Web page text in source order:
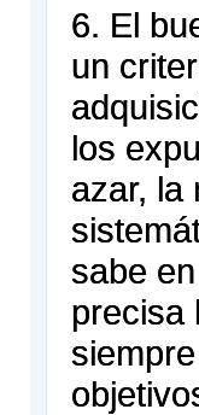
6. El
un
los
azar, la
sabe
precisa